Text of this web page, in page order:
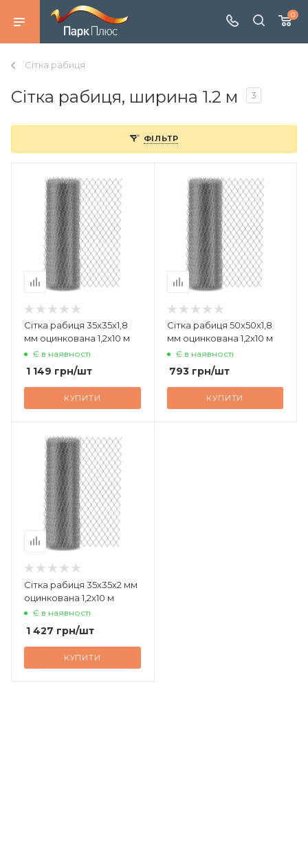
0
Сітка рабиця
Сітка рабиця, ширина 1.2 м 3
ФІЛЬТР
Сітка рабиця 35х35х1,8
мм оцинкована 1,2х10 м
Є в наявності
1 149 грн/шт
КУПИТИ
Сітка рабиця 50х50х1,8
мм оцинкована 1,2х10 м
Є в наявності
793грн/шт
КУПИТИ
Сітка рабиця 35х35х2 мм
оцинкована 1,2х10 м
Є в наявності
1 427 грн/шт
КУПИТИ